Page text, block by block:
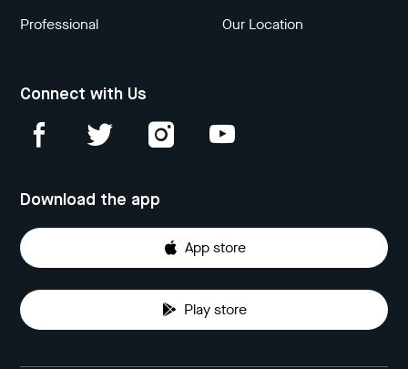
Professional
Our Location
Connect with Us
Download the app
App store
Play store